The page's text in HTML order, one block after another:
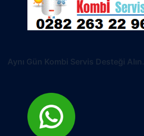
Aynı Gün Kombi Servis Desteği Alın.